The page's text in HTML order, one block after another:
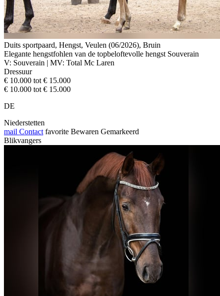
Duits sportpaard, Hengst, Veulen (06/2026), Bruin
Elegante hengstfohlen van de topbeloftevolle hengst Souverain
V: Souverain | MV: Total Mc Laren
Dressuur
€ 10.000 tot € 15.000
€ 10.000 tot € 15.000
DE
Niederstetten
mail Contact favorite Bewaren Gemarkeerd
Blikvangers